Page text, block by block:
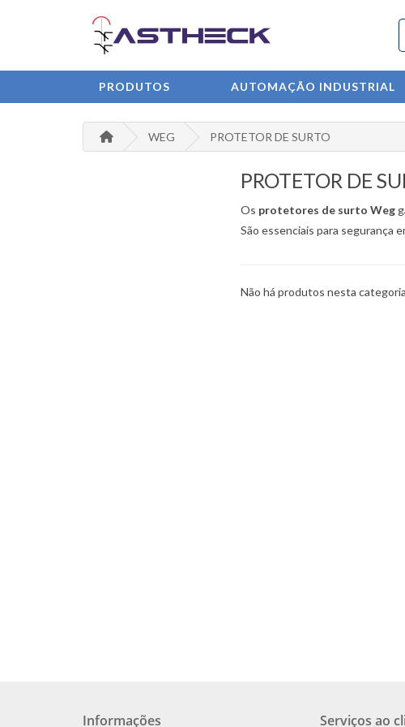
PRODUTOS AUTOMAÇÃO INDUSTRIAL
WEG PROTETOR DE SURTO
PROTETOR DE
Os protetores de surto Weg
São essenciais para segurança
Não há produtos nesta categoria
Informações Serviços ao